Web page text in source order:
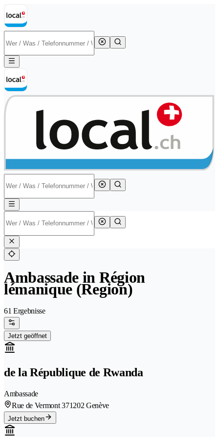
Ambassade in Région
lémanique (Region)
61 Ergebnisse
Jetzt geöffnet
de la République de Rwanda
Ambassade
Rue de Vermont 371202 Genève
Jetzt buchen